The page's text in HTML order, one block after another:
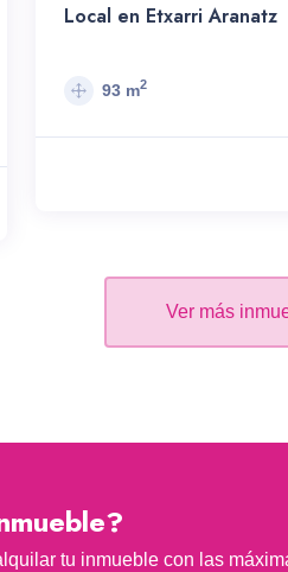
Local en Etxarri Aranatz
93 m2
Ver más
tu inmueble con las